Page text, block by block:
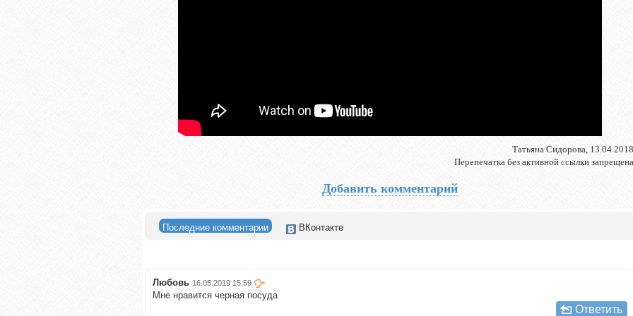
Татьяна Сидорова, 13.04.2018
Перепечатка без активной ссылки запрещена
Добавить комментарий
Последние комментарии ВКонтакте
Любовь 16.05.2019 15:59
Мне нравится черная посуда
Ответить